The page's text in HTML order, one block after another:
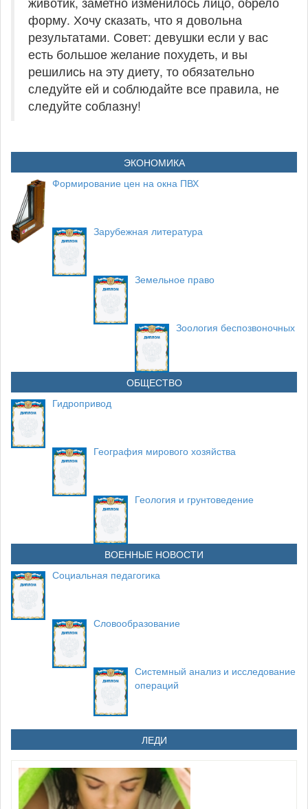
форму. Хочу сказать, что я довольна
результатами. Совет: девушки если у вас
есть большое желание похудеть, и вы
решились на эту диету, то обязательно
следуйте ей и соблюдайте все правила, не
следуйте соблазну!
ЭКОНОМИКА
Формирование цен на окна ПВХ
Зарубежная литература
Земельное право
Зоология беспозвоночных
ОБЩЕСТВО
Гидропривод
География мирового хозяйства
Геология и грунтоведение
ВОЕННЫЕ НОВОСТИ
Социальная педагогика
Словообразование
Системный анализ и исследование
операций
ЛЕДИ